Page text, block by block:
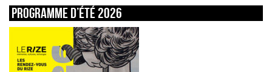
Programme d’été 2026